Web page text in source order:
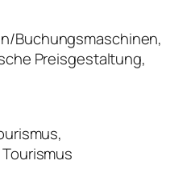
Buchungsmaschinen,
Preisgestaltung,